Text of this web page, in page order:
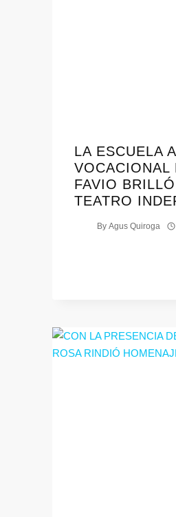
LA ESCUELA
VOCACIONAL
FAVIO
TEATRO
By Agus Quiroga